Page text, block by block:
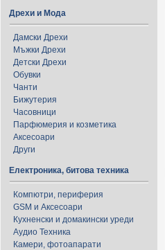
Дрехи и Мода
Дамски Дрехи
Мъжки Дрехи
Детски Дрехи
Обувки
Чанти
Бижутерия
Часовници
Парфюмерия и козметика
Аксесоари
Други
Електроника, битова техника
Компютри, периферия
GSM и Аксесоари
Кухненски и домакински уреди
Аудио Техника
Камери, фотоапарати